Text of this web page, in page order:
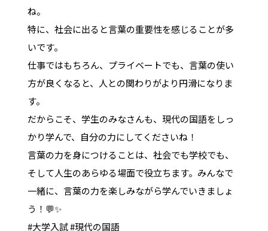
ね。
特に、社会に出ると言葉の重要性を感じることが多
いです。
仕事ではもちろん、プライベートでも、言葉の使い
方が良くなると、人との関わりがより円滑になりま
す。
だからこそ、学生のみなさんも、現代の国語をしっ
かり学んで、自分の力にしてくださいね！
言葉の力を身につけることは、社会でも学校でも、
そして人生のあらゆる場面で役立ちます。みんなで
一緒に、言葉の力を楽しみながら学んでいきましょ
う！💬✨
#大学入試 #現代の国語